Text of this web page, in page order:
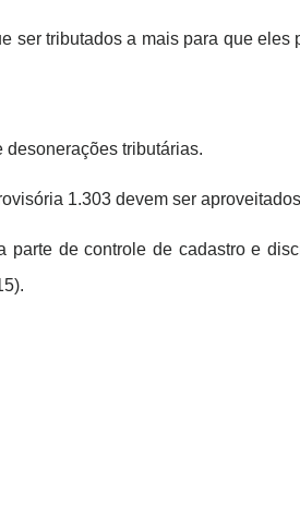
tributados a mais para que
tributárias.
1.303 devem ser
de controle de cadastro e